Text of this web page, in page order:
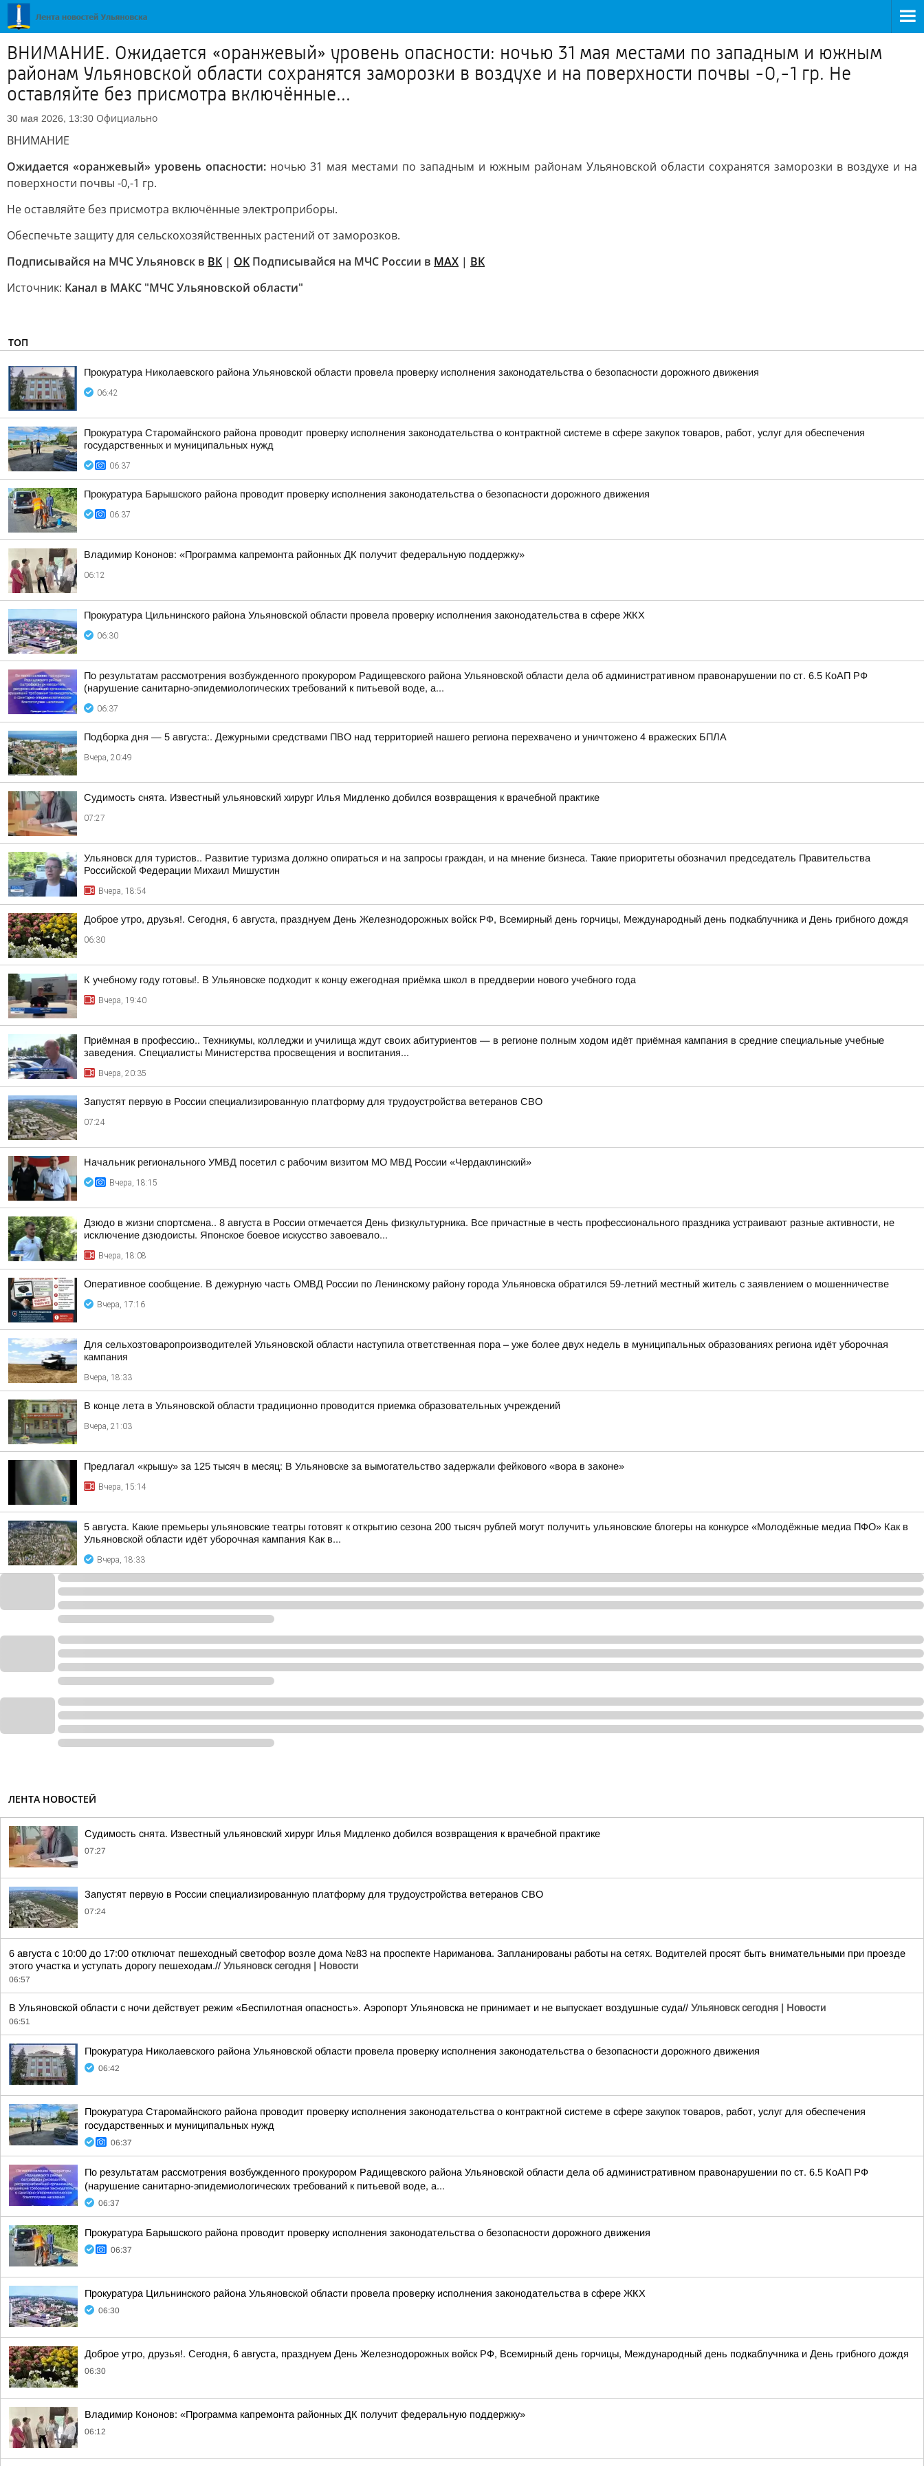
ВНИМАНИЕ. Ожидается «оранжевый» уровень опасности: ночью 31 мая местами по западным и южным
районам Ульяновской области сохранятся заморозки в воздухе и на поверхности почвы -0,-1 гр. Не
оставляйте без присмотра включённые...
30 мая 2026, 13:30 Официально
ВНИМАНИЕ
Ожидается «оранжевый» уровень опасности: ночью 31 мая местами по западным и южным районам Ульяновской области сохранятся заморозки в воздухе и на
поверхности почвы -0,-1 гр.
Не оставляйте без присмотра включённые электроприборы.
Обеспечьте защиту для сельскохозяйственных растений от заморозков.
Подписывайся на МЧС Ульяновск в ВК | ОК Подписывайся на МЧС России в МАХ | ВК
Источник: Канал в МАКС "МЧС Ульяновской области"
ТОП
Прокуратура Николаевского района Ульяновской области провела проверку исполнения законодательства о безопасности дорожного движения
06:42
Прокуратура Старомайнского района проводит проверку исполнения законодательства о контрактной системе в сфере закупок товаров, работ, услуг для обеспечения
государственных и муниципальных нужд
06:37
Прокуратура Барышского района проводит проверку исполнения законодательства о безопасности дорожного движения
06:37
Владимир Кононов: «Программа капремонта районных ДК получит федеральную поддержку»
06:12
Прокуратура Цильнинского района Ульяновской области провела проверку исполнения законодательства в сфере ЖКХ
06:30
По результатам рассмотрения возбужденного прокурором Радищевского района Ульяновской области дела об административном правонарушении по ст. 6.5 КоАП РФ
(нарушение санитарно-эпидемиологических требований к питьевой воде, а...
06:37
Подборка дня — 5 августа:. Дежурными средствами ПВО над территорией нашего региона перехвачено и уничтожено 4 вражеских БПЛА
Вчера, 20:49
Судимость снята. Известный ульяновский хирург Илья Мидленко добился возвращения к врачебной практике
07:27
Ульяновск для туристов.. Развитие туризма должно опираться и на запросы граждан, и на мнение бизнеса. Такие приоритеты обозначил председатель Правительства
Российской Федерации Михаил Мишустин
Вчера, 18:54
Доброе утро, друзья!. Сегодня, 6 августа, празднуем День Железнодорожных войск РФ, Всемирный день горчицы, Международный день подкаблучника и День грибного дождя
06:30
К учебному году готовы!. В Ульяновске подходит к концу ежегодная приёмка школ в преддверии нового учебного года
Вчера, 19:40
Приёмная в профессию.. Техникумы, колледжи и училища ждут своих абитуриентов — в регионе полным ходом идёт приёмная кампания в средние специальные учебные
заведения. Специалисты Министерства просвещения и воспитания...
Вчера, 20:35
Запустят первую в России специализированную платформу для трудоустройства ветеранов СВО
07:24
Начальник регионального УМВД посетил с рабочим визитом МО МВД России «Чердаклинский»
Вчера, 18:15
Дзюдо в жизни спортсмена.. 8 августа в России отмечается День физкультурника. Все причастные в честь профессионального праздника устраивают разные активности, не
исключение дзюдоисты. Японское боевое искусство завоевало...
Вчера, 18:08
Оперативное сообщение. В дежурную часть ОМВД России по Ленинскому району города Ульяновска обратился 59-летний местный житель с заявлением о мошенничестве
Вчера, 17:16
Для сельхозтоваропроизводителей Ульяновской области наступила ответственная пора – уже более двух недель в муниципальных образованиях региона идёт уборочная
кампания
Вчера, 18:33
В конце лета в Ульяновской области традиционно проводится приемка образовательных учреждений
Вчера, 21:03
Предлагал «крышу» за 125 тысяч в месяц: В Ульяновске за вымогательство задержали фейкового «вора в законе»
Вчера, 15:14
5 августа. Какие премьеры ульяновские театры готовят к открытию сезона 200 тысяч рублей могут получить ульяновские блогеры на конкурсе «Молодёжные медиа ПФО» Как в
Ульяновской области идёт уборочная кампания Как в...
Вчера, 18:33
ЛЕНТА НОВОСТЕЙ
Судимость снята. Известный ульяновский хирург Илья Мидленко добился возвращения к врачебной практике
07:27
Запустят первую в России специализированную платформу для трудоустройства ветеранов СВО
07:24
6 августа с 10:00 до 17:00 отключат пешеходный светофор возле дома №83 на проспекте Нариманова. Запланированы работы на сетях. Водителей просят быть внимательными при проезде
этого участка и уступать дорогу пешеходам.// Ульяновск сегодня | Новости
06:57
В Ульяновской области с ночи действует режим «Беспилотная опасность». Аэропорт Ульяновска не принимает и не выпускает воздушные суда// Ульяновск сегодня | Новости
06:51
Прокуратура Николаевского района Ульяновской области провела проверку исполнения законодательства о безопасности дорожного движения
06:42
Прокуратура Старомайнского района проводит проверку исполнения законодательства о контрактной системе в сфере закупок товаров, работ, услуг для обеспечения
государственных и муниципальных нужд
06:37
По результатам рассмотрения возбужденного прокурором Радищевского района Ульяновской области дела об административном правонарушении по ст. 6.5 КоАП РФ
(нарушение санитарно-эпидемиологических требований к питьевой воде, а...
06:37
Прокуратура Барышского района проводит проверку исполнения законодательства о безопасности дорожного движения
06:37
Прокуратура Цильнинского района Ульяновской области провела проверку исполнения законодательства в сфере ЖКХ
06:30
Доброе утро, друзья!. Сегодня, 6 августа, празднуем День Железнодорожных войск РФ, Всемирный день горчицы, Международный день подкаблучника и День грибного дождя
06:30
Владимир Кононов: «Программа капремонта районных ДК получит федеральную поддержку»
06:12